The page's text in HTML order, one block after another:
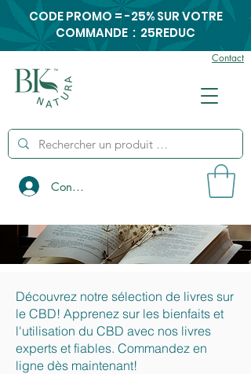
Contact
Connexion
CODE PROMO = -25% SUR VOTRE
COMMANDE : 25REDUC
Découvrez notre sélection de livres sur
le CBD! Apprenez sur les bienfaits et
l'utilisation du CBD avec nos livres
experts et fiables. Commandez en
ligne dès maintenant!